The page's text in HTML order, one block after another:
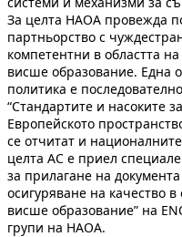
За целта НАОА провежда
партньорство с
компетентни в областта
висше образование. Една
политика е
“Стандартите и насоките
Европейското
се отчитат и
целта АС е приел
за прилагане на
осигуряване на качество
висше образование” на
групи на НАОА.